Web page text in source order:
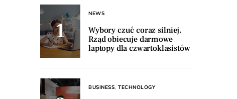
NEWS
Wybory czuć coraz silniej.
Rząd obiecuje darmowe
laptopy dla czwartoklasistów
BUSINESS TECHNOLOGY